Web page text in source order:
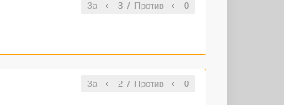
За 3/ Против 0
За 2/ Против 0